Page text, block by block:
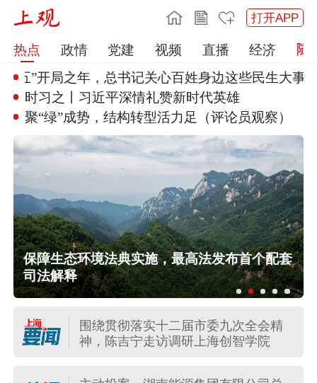
打开APP
热点 政情 党建 视频 直播
经济
五”开局之年，总书记关心百姓身边这些民生大事
时习之丨习近平深情礼赞新时代英雄
聚“绿”成势，结构转型活力足（评论员观察）
保障生态环境法典实施，最高法发布首个配套
司法解释
围绕贯彻落实十二届市委九次全会精
神，陈吉宁走访调研上海创智学院
中方代表：防止“三股势力”借助新兴技
术蔓延渗透
台风“白海豚”影响我国已成定局 即将
进入48小时台风警戒线